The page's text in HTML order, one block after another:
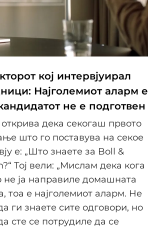
кој интервјуирал
Најголемиот аларм е
не е подготвен
дека секогаш првото
што го поставува на секое
е: „Што знаете за Boll &
Тој вели: „Мислам дека кога
не ја направиле домашната
тоа е најголемиот аларм. Не
ги знаете сите одговори, но
сте се потрудиле да се